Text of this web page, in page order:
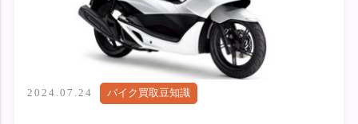
2024.07.24 バイク買取豆知識